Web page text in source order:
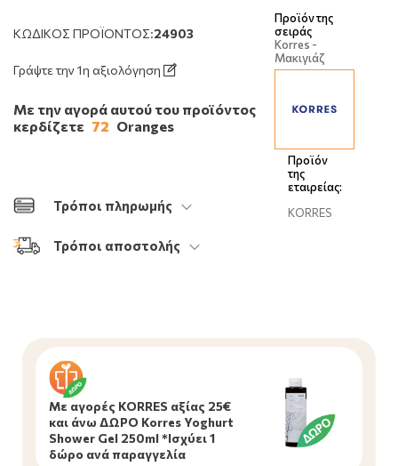
ΚΩΔΙΚΌΣ ΠΡΟΪΌΝΤΟΣ:24903
Γράψτε την 1η αξιολόγηση
Με την αγορά αυτού του προϊόντος
κερδίζετε 72 Oranges
Τρόποι πληρωμής
Τρόποι αποστολής
Προϊόν της
σειράς
Korres -
Μακιγιάζ
Προϊόν
της
εταιρείας:
KORRES
Με αγορές KORRES αξίας 25€
και άνω ΔΩΡΟ Korres Yoghurt
Shower Gel 250ml *Ισχύει 1
δώρο ανά παραγγελία